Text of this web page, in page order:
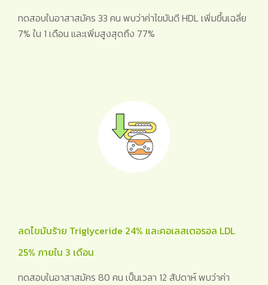
ทดสอบในอาสาสมัคร 33 คน พบว่าค่าไขมันดี HDL เพิ่มขึ้นเฉลี่ย
7% ใน 1 เดือน และเพิ่มสูงสุดถึง 77%
ลดไขมันร้าย Triglyceride 24% และคอเลสเตอรอล LDL
25% ภายใน 3 เดือน
ทดสอบในอาสาสมัคร 80 คน เป็นเวลา 12 สัปดาห์ พบว่าค่า